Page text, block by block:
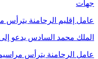
جهات
عامل إقليم الرحامنة يترأس
الملك محمد السادس يدعو
عامل الرحامنة يترأس